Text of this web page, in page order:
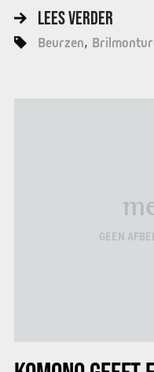
LEES VERDER
Beurzen
GEEN